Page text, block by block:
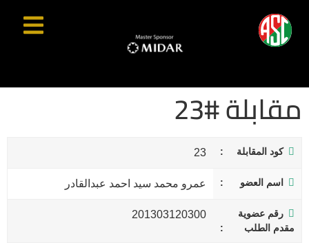
مقابلة #23
كود المقابلة 23
اسم العضو عمرو محمد سيد احمد عبدالقادر
رقم عضوية
مقدم الطلب
201303120300